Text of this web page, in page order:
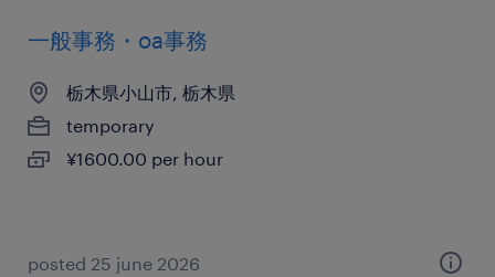
一般事務・oa事務
栃木県小山市, 栃木県
temporary
¥1600.00 per hour
posted 25 june 2026